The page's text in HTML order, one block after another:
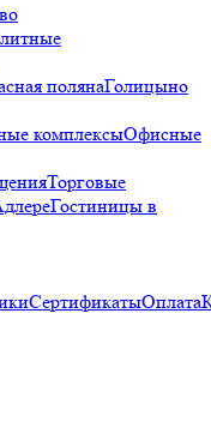
полянаГолицыно
комплексыОфисные
Торговые
Гостиницы в
СертификатыОплата